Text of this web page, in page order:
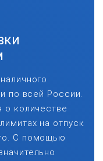
по всей России.
о количестве
на отпуск
С помощью